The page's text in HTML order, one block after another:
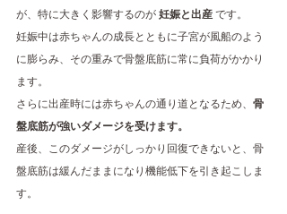
が、特に大きく影響するのが 妊娠と出産 です。
妊娠中は赤ちゃんの成長とともに子宮が風船のよう
に膨らみ、その重みで骨盤底筋に常に負荷がかかり
ます。
さらに出産時には赤ちゃんの通り道となるため、 骨
盤底筋が強いダメージを受けます。
産後、このダメージがしっかり回復できないと、骨
盤底筋は緩んだままになり機能低下を引き起こしま
す。